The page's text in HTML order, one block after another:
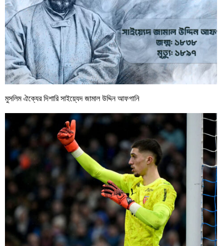
মুসলিম ঐক্যের দিশারি সাইয়্যেদ জামাল উদ্দিন আফগানি